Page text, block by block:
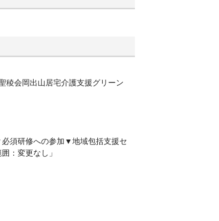
稜会岡出山居宅介護支援グリーン
須研修への参加▼地域包括支援セ
：変更なし」